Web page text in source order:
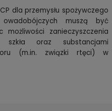
dla przemysłu spożywczego
muszą być
możliwości zanieczyszczenia
szkła oraz substancjami
(m.in. związki rtęci) w